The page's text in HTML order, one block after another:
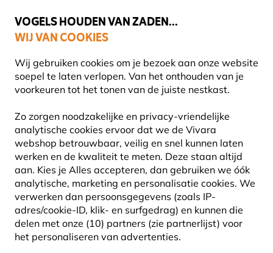
VOGELS HOUDEN VAN ZADEN...
WIJ VAN COOKIES
Wij gebruiken cookies om je bezoek aan onze website
soepel te laten verlopen. Van het onthouden van je
voorkeuren tot het tonen van de juiste nestkast.
Zo zorgen noodzakelijke en privacy-vriendelijke
analytische cookies ervoor dat we de Vivara
webshop betrouwbaar, veilig en snel kunnen laten
werken en de kwaliteit te meten. Deze staan altijd
aan. Kies je Alles accepteren, dan gebruiken we óók
analytische, marketing en personalisatie cookies. We
verwerken dan persoonsgegevens (zoals IP-
adres/cookie-ID, klik- en surfgedrag) en kunnen die
delen met onze (10) partners (zie partnerlijst) voor
het personaliseren van advertenties.
Uitstekend beoordeeld in 11 landen
Gratis thuisbezorgd vanaf €49
10% KORTING